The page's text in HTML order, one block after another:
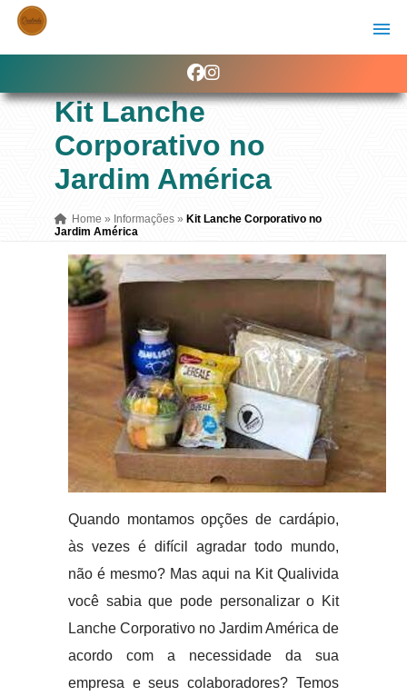
Kit Lanche
Corporativo no
Jardim América
Home » Informações » Kit Lanche Corporativo no
Jardim América
Quando montamos opções de cardápio,
às vezes é difícil agradar todo mundo,
não é mesmo? Mas aqui na Kit Qualivida
você sabia que pode personalizar o Kit
Lanche Corporativo no Jardim América de
acordo com a necessidade da sua
empresa e seus colaboradores? Temos